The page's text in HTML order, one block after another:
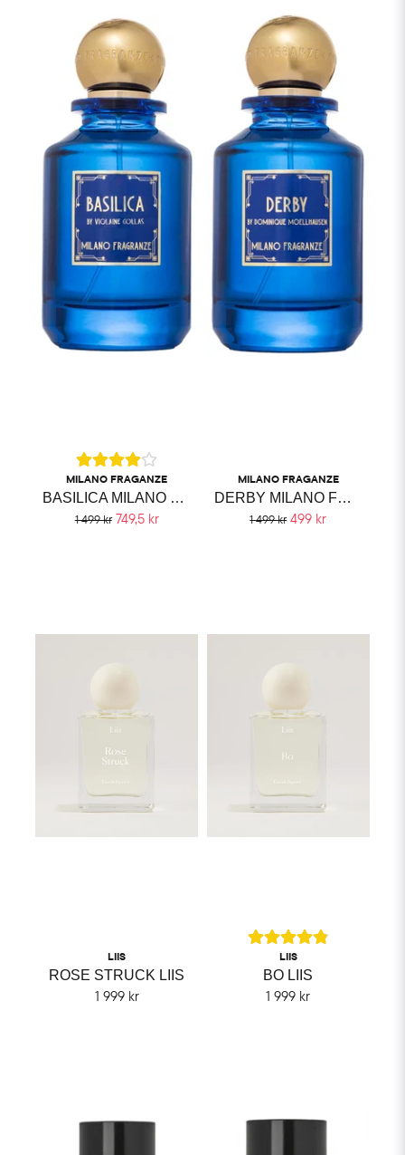
MILANO FRAGANZE
BASILICA MILANO FRAGRANZE
1 499 kr 749,5 kr
MILANO FRAGANZE
DERBY MILANO FRAGRANZE
1 499 kr 499 kr
LIIS
ROSE STRUCK LIIS
1 999 kr
LIIS
BO LIIS
1 999 kr